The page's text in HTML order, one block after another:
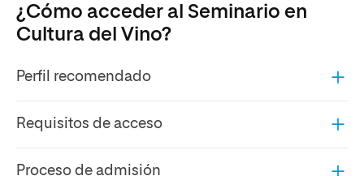
¿Cómo acceder al Seminario en
Cultura del Vino?
Perfil recomendado
Requisitos de acceso
Proceso de admisión